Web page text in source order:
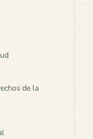
de la